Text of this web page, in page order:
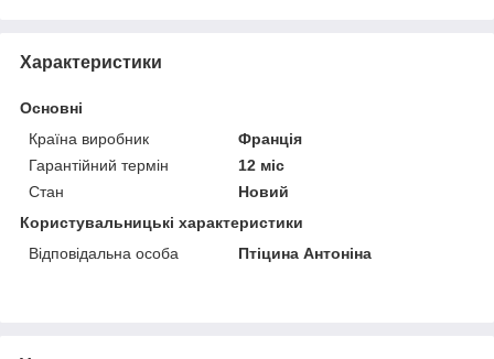
Характеристики
Основні
Країна виробник
Франція
Гарантійний термін
12 міс
Стан
Новий
Користувальницькі характеристики
Відповідальна особа
Птіцина Антоніна